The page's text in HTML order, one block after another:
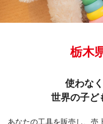
栃木
使わな
世界の子ど
あなたの工具を販売し、売